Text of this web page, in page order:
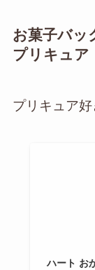
お菓子バッ
プリキュア
プリキュア好
ハート お